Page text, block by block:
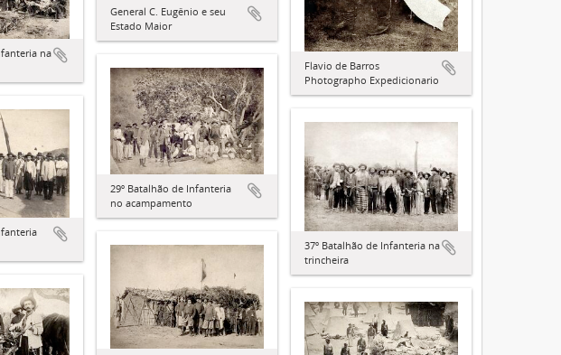
Flavio de Barros
Photographo Expedicionario
General C. Eugênio e seu
Estado Maior
na
29º Batalhão de Infanteria
no acampamento
37º Batalhão de Infanteria na
trincheira